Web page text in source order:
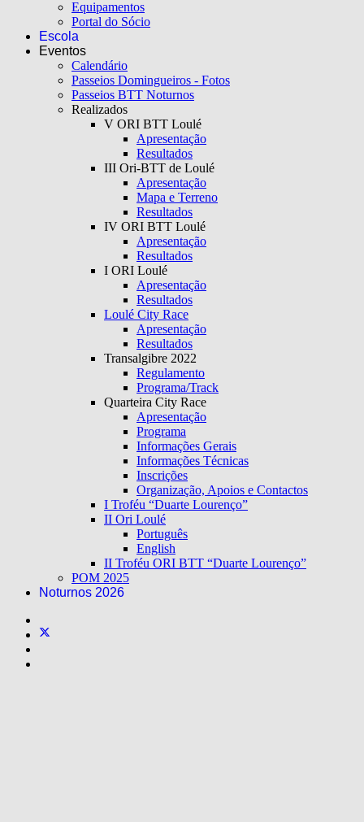
Equipamentos
Portal do Sócio
Escola
Eventos
Calendário
Passeios Domingueiros - Fotos
Passeios BTT Noturnos
Realizados
V ORI BTT Loulé
Apresentação
Resultados
III Ori-BTT de Loulé
Apresentação
Mapa e Terreno
Resultados
IV ORI BTT Loulé
Apresentação
Resultados
I ORI Loulé
Apresentação
Resultados
Loulé City Race
Apresentação
Resultados
Transalgibre 2022
Regulamento
Programa/Track
Quarteira City Race
Apresentação
Programa
Informações Gerais
Informações Técnicas
Inscrições
Organização, Apoios e Contactos
I Troféu “Duarte Lourenço”
II Ori Loulé
Português
English
II Troféu ORI BTT “Duarte Lourenço”
POM 2025
Noturnos 2026